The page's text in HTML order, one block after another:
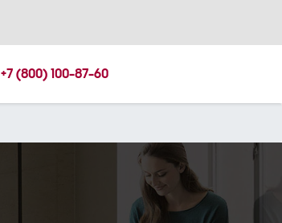
+7 (800) 100-87-60